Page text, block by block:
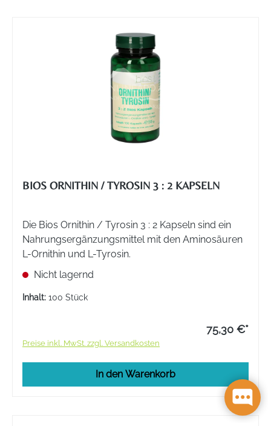
BIOS ORNITHIN / TYROSIN 3 : 2 KAPSELN
Die Bios Ornithin / Tyrosin 3 : 2 Kapseln sind ein
Nahrungsergänzungsmittel mit den Aminosäuren
L-Ornithin und L-Tyrosin.
Nicht lagernd
Inhalt: 100 Stück
75,30 €*
Preise inkl. MwSt. zzgl. Versandkosten
In den Warenkorb